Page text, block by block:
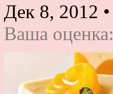
Дек 8, 2012 •
Ваша оценка: